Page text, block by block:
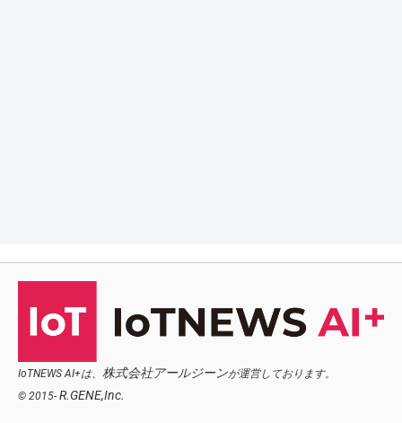
IoTNEWS AI+は、 株式会社アールジーンが運営しております。
© 2015- R.GENE,Inc.